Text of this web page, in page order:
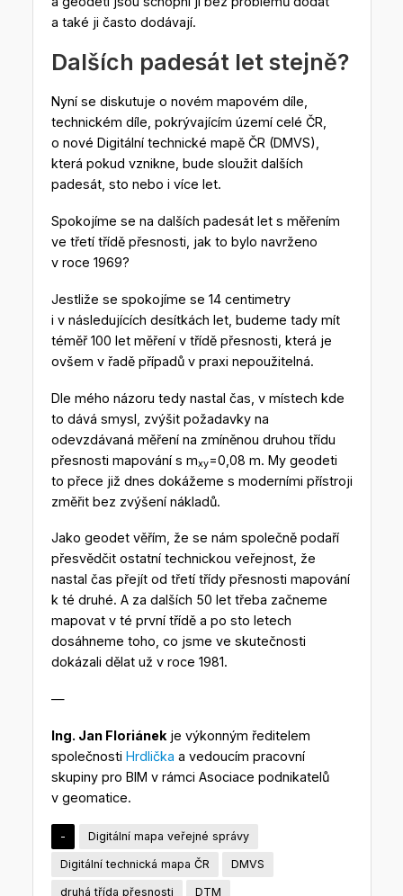
a také ji často dodávají.
Dalších padesát let stejně?
Nyní se diskutuje o novém mapovém díle,
technickém díle, pokrývajícím území celé ČR,
o nové Digitální technické mapě ČR (DMVS),
která pokud vznikne, bude sloužit dalších
padesát, sto nebo i více let.
Spokojíme se na dalších padesát let s měřením
ve třetí třídě přesnosti, jak to bylo navrženo
v roce 1969?
Jestliže se spokojíme se 14 centimetry
i v následujících desítkách let, budeme tady mít
téměř 100 let měření v třídě přesnosti, která je
ovšem v řadě případů v praxi nepoužitelná.
Dle mého názoru tedy nastal čas, v místech kde
to dává smysl, zvýšit požadavky na
odevzdávaná měření na zmíněnou druhou třídu
přesnosti mapování s mxy=0,08 m. My geodeti
to přece již dnes dokážeme s moderními přístroji
změřit bez zvýšení nákladů.
Jako geodet věřím, že se nám společně podaří
přesvědčit ostatní technickou veřejnost, že
nastal čas přejít od třetí třídy přesnosti mapování
k té druhé. A za dalších 50 let třeba začneme
mapovat v té první třídě a po sto letech
dosáhneme toho, co jsme ve skutečnosti
dokázali dělat už v roce 1981.
—
Ing. Jan Floriánekje výkonným ředitelem
společnosti Hrdlička a vedoucím pracovní
skupiny pro BIM v rámci Asociace podnikatelů
v geomatice.
- Digitální mapa veřejné správy
Digitální technická mapa ČR DMVS
druhá třída přesnosti DTM